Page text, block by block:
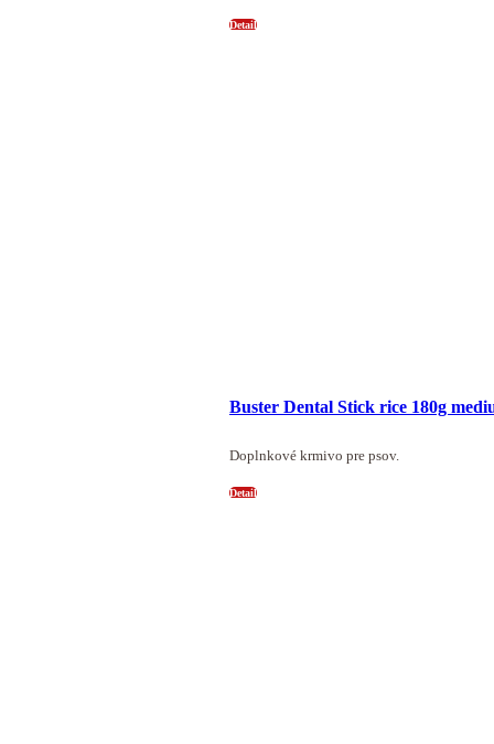
Detail
Buster Dental Stick rice 180g
Doplnkové krmivo pre psov.
Detail